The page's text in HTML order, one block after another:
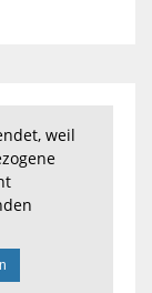
weil